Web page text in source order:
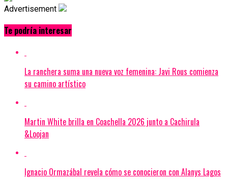
Advertisement
Te podría interesar
La ranchera suma una nueva voz femenina: Javi Rous comienza
su camino artístico
Martin White brilla en Coachella 2026 junto a Cachirula
&Loojan
Ignacio Ormazábal revela cómo se conocieron con Alanys Lagos